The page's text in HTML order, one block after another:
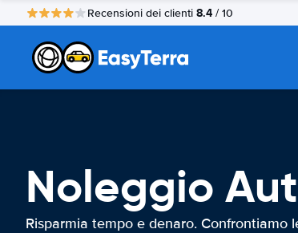
Recensioni dei clienti 8.4 / 10
Noleggio
Risparmia tempo e denaro. Confrontiamo